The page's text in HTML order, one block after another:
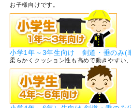
お子様向けです。
小学1年～3年生向け 剣道・垂のみ(
柔らかくクッション性も高めで動きやすい